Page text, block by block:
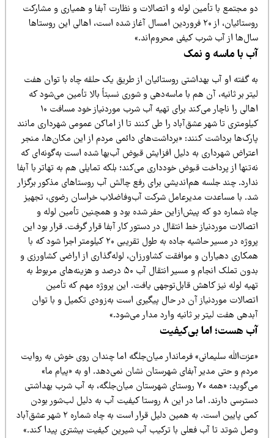
مجتمع با تأمین لوله و اتصالات و نظارت آبفا و همیاری و مشارکت
روستائیان، از ۲۰ فروردین امسال آغاز شده است، اهالی این روستاها
از آب شرب کیفی محروم‌اند.»
با ماسه و نمک
گفته او آب بهداشتی روستائیان از طریق یک حلقه چاه با توان هفت
بر ثانیه، آن هم با ماسه‌دهی و شوری نسبتاً بالا تأمین می‌شود که
اهالی را ناچار می‌کند برای تهیه آب شرب موردنیاز خود مسافت ۱۰
تا شهر عشق‌آباد را طی کنند تا از اماکن عمومی شهرداری مانند
برداشت کنند: «برداشت‌های دائمی مردم از این مکان‌ها، منجر
شهرداری به دلیل افزایش قبوض آب‌بها شده است به‌گونه‌ای که
از پرداخت قبوض خودداری می‌کند؛ بلکه تمایلی هم به تهاتر با آبفا
چند جلسه هم‌اندیشی برای رفع چالش آب روستاهای مذکور برگزار
با مساعدت مدیرعامل شرکت آب‌وفاضلاب خراسان رضوی، تجهیز
شماره دو که پیش‌ازاین حفر شده بود و همچنین تأمین لوله و
موردنیاز خط انتقال در دستور کار آبفا قرار گرفت. قرار بود این
پروژه در مسیر حاشیه جاده به طول تقریبی ۲۰ کیلومتر اجرا شود که با
دهیاران و موافقت کشاورزان، لوله‌گذاری از اراضی کشاورزی و
بدون تملک انجام و مسیر انتقال آب ۵۰ درصد و هزینه‌های مربوط به
لوله نیز کاهش قابل‌توجهی یافت. این پروژه مهم که تأمین
موردنیاز آن در حال پیگیری است به‌زودی تکمیل و با توان
هفت لیتر بر ثانیه وارد مدار می‌شود.»
هست؛ اما بی‌کیفیت
سلیمانی» فرماندار میان‌جلگه اما چندان روی خوش به روایت
و حتی مدیر آبفای شهرستان نشان نمی‌دهد. او به «پیام ما»
می‌گوید: «همه ۷۰ روستای شهرستان میان‌جلگه، به آب شرب بهداشتی
دسترسی دارند. اما در این ۸ روستا کیفیت آب به دلیل لب‌شور بودن
کمی پایین است. به همین دلیل قرار است به چاه شماره ۲ شهر عشق‌آباد
شوتد تا آب فعلی با ترکیب آب شیرین کیفیت بیشتری پیدا کند.»